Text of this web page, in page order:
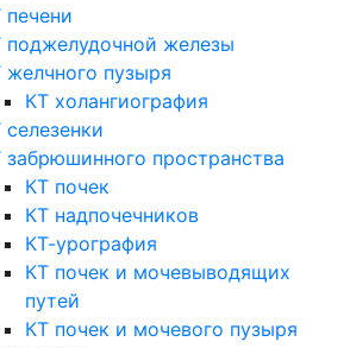
печени
поджелудочной железы
желчного пузыря
КТ холангиография
селезенки
забрюшинного пространства
КТ почек
КТ надпочечников
КТ-урография
КТ почек и мочевыводящих
путей
КТ почек и мочевого пузыря